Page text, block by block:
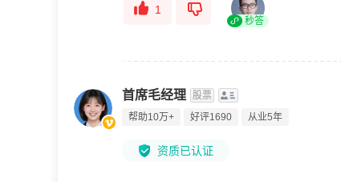
1
秒答
首席毛经理 股票
帮助10万+
好评1690 从业5年
资质已认证